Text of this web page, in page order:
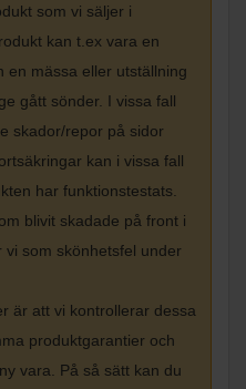
som vi säljer i
kan t.ex vara en
en mässa eller utställning
gått sönder. I vissa fall
skador/repor på sidor
kan i vissa fall
har funktionstestats.
blivit skadade på front i
som skönhetsfel under
är att vi kontrollerar dessa
produktgarantier och
vara. På så sätt kan du